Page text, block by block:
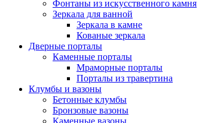
Фонтаны из искусственного камня
Зеркала для ванной
Зеркала в камне
Кованые зеркала
Дверные порталы
Каменные порталы
Мраморные порталы
Порталы из травертина
Клумбы и вазоны
Бетонные клумбы
Бронзовые вазоны
Каменные вазоны